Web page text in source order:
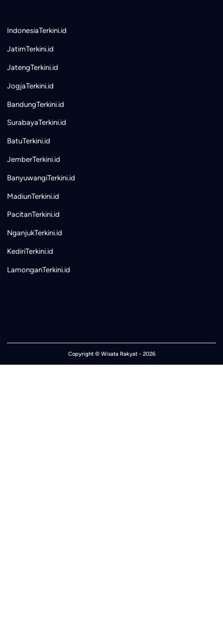
IndonesiaTerkini.id
JatimTerkini.id
JatengTerkini.id
JogjaTerkini.id
BandungTerkini.id
SurabayaTerkini.id
BatuTerkini.id
JemberTerkini.id
BanyuwangiTerkini.id
MadiunTerkini.id
PacitanTerkini.id
NganjukTerkini.id
KediriTerkini.id
LamonganTerkini.id
Copyright © Wisata Rakyat- 2026